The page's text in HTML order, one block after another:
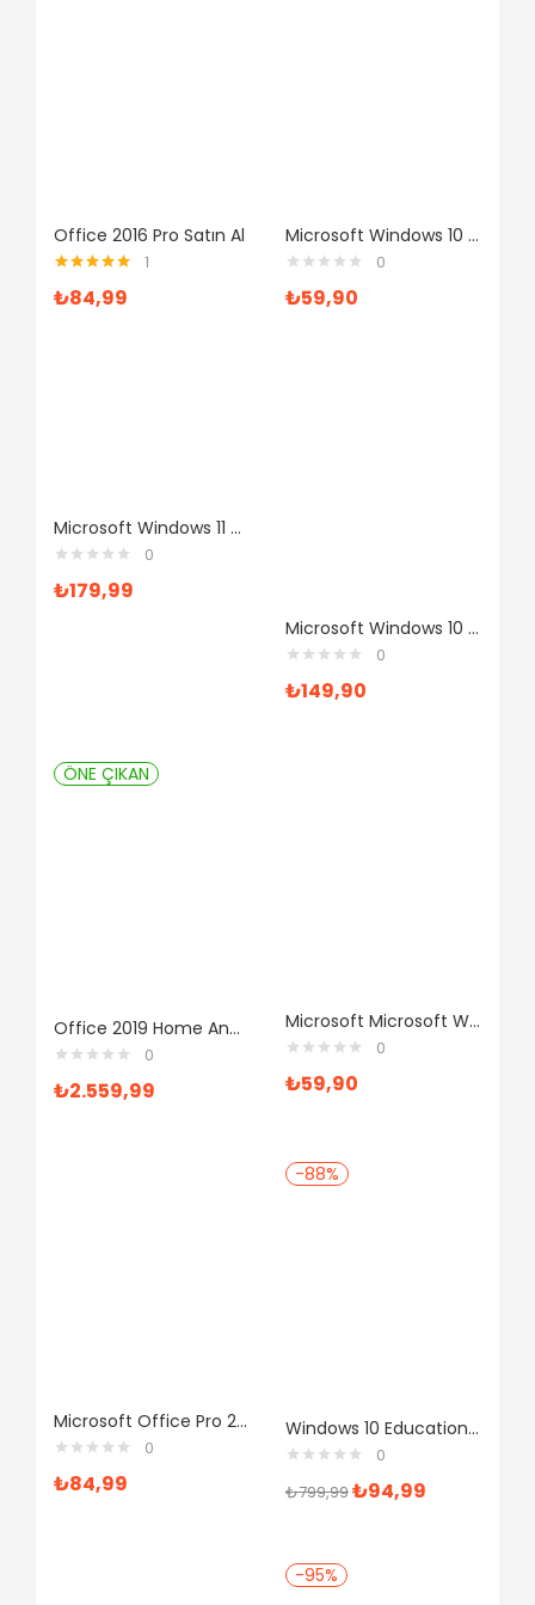
Office 2016 Pro Satın Al
5.00oy aldı
1
₺84,99
Microsoft Windows 10 Pro Dijital Lisans Anahtarı
0
₺59,90
Microsoft Windows 11 Home ve Office 365 Pro Plus Yazılım
0
₺179,99
Microsoft Windows 10 Pro ve Office 365 Pro Plus Yazılım
0
₺149,90
ÖNE ÇIKAN
Office 2019 Home And Business Satın Al
0
₺2.559,99
Microsoft Microsoft Windows 10 Pro Dijital Lisans Anahtarı
0
₺59,90
Microsoft Office Pro 2016 Elektronik Lisans Ofis Yazılımı
0
₺84,99
-88%
Windows 10 Education Satın Al
0
₺799,99₺94,99
-95%